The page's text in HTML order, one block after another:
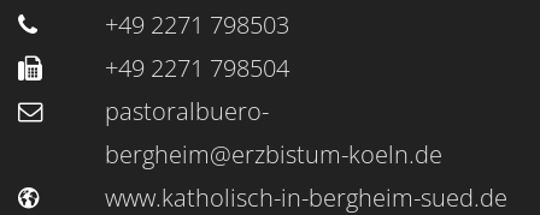
+49 2271 798503
+49 2271 798504
pastoralbuero-
bergheim@erzbistum-koeln.de
www.katholisch-in-bergheim-sued.de